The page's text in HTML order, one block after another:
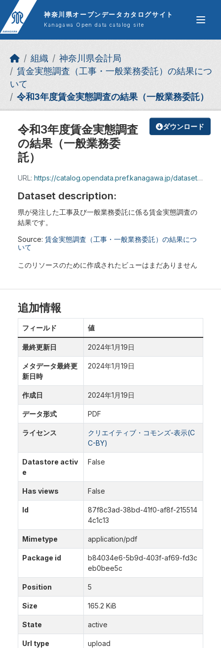
Skip to main content
神奈川県オープンデータカタログサイト
Kanagawa Open data catalog site
組織
神奈川県会計局
賃金実態調査（工事・一般業務委託）の結果につ
いて
令和3年度賃金実態調査の結果（一般業務委託）
ダウンロード
令和3年度賃金実態調査
の結果（一般業務委
託）
URL: https://catalog.opendata.pref.kanagawa.jp/dataset/b84034e6-5b9d-403f-af69-fd3ceb0bee5c/resource/87f8c3ad-38bd-41f0-af8f-2155144c1c13/download/r3_itaku.pdf
Dataset description:
県が発注した工事及び一般業務委託に係る賃金実態調査の
結果です。
Source: 賃金実態調査（工事・一般業務委託）の結果につ
いて
このリソースのために作成されたビューはまだありません
追加情報
フィールド 値
最終更新日 2024年1月19日
メタデータ最終更
新日時
2024年1月19日
作成日 2024年1月19日
データ形式 PDF
ライセンス
クリエイティブ・コモンズ-表示(C
C-BY)
Datastore activ
e
False
Has views False
Id
87f8c3ad-38bd-41f0-af8f-215514
4c1c13
Mimetype application/pdf
Package id
b84034e6-5b9d-403f-af69-fd3c
eb0bee5c
Position 5
Size 165.2 KiB
State active
Url type upload